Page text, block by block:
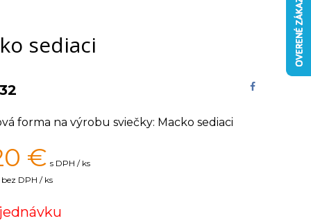
sediaci
forma na výrobu sviečky: Macko sediaci
€ s DPH / ks
bez DPH / ks